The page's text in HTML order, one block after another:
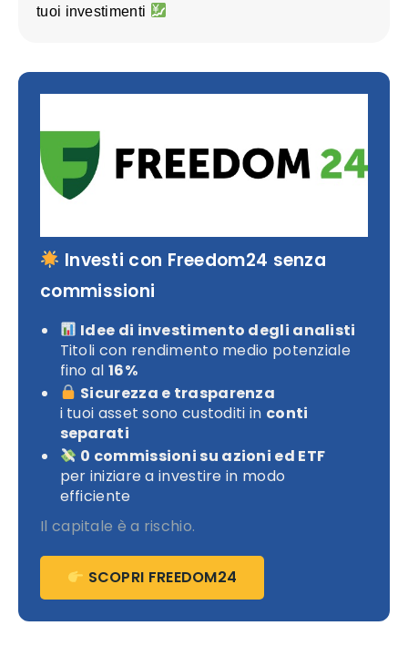
tuoi investimenti
Investi con Freedom24 senza
commissioni
Idee di investimento degli analisti
Titoli con rendimento medio potenziale
fino al 16%
Sicurezza e trasparenza
i tuoi asset sono custoditi in conti
separati
0 commissioni su azioni ed ETF
per iniziare a investire in modo
efficiente
Il capitale è a rischio.
SCOPRI FREEDOM24